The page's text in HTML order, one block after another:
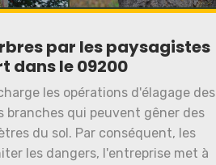
par les paysagistes
dans le 09200
les opérations d'élagage des
branches qui peuvent gêner des
du sol. Par conséquent, les
les dangers, l'entreprise met à